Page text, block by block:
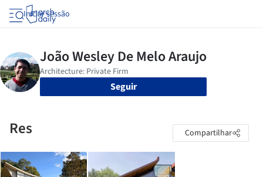
Iniciar sessão
Seguir
Res Compartilhar